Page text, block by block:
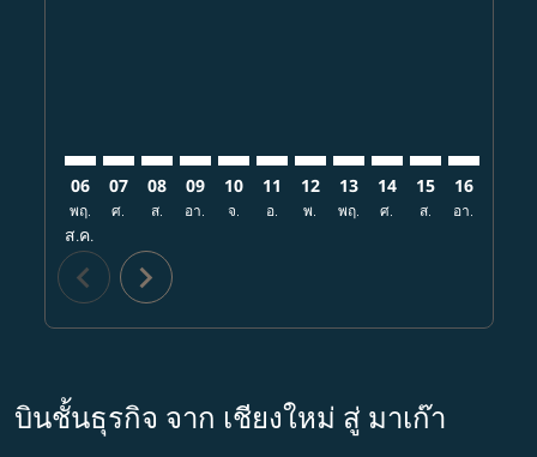
06
พฤ.
ส.ค.
07
ศ.
08
ส.
09
อา.
10
จ.
11
อ.
12
พ.
13
พฤ.
14
ศ.
15
ส.
16
อา.
chevron_left chevron_right
บินชั้นธุรกิจ จาก เชียงใหม่ สู่ มาเก๊า